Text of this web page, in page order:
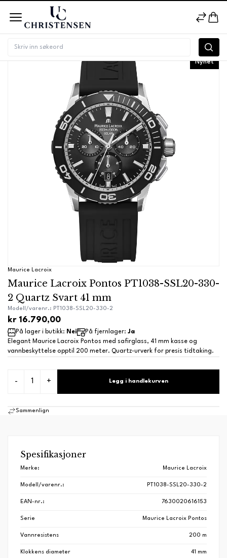
Nyhet
Maurice Lacroix
Maurice Lacroix Pontos PT1038-SSL20-330-
2 Quartz Svart 41 mm
Modell/varenr.: PT1038-SSL20-330-2
kr 16.790,00
På lager i butikk: Nei På fjernlager: Ja
Elegant Maurice Lacroix Pontos med safirglass, 41 mm kasse og
vannbeskyttelse opptil 200 meter. Quartz-urverk for presis tidtaking.
- + Legg i handlekurven
Sammenlign
Spesifikasjoner
Merke: Maurice Lacroix
Modell/varenr.: PT1038-SSL20-330-2
EAN-nr.: 7630020616153
Serie Maurice Lacroix Pontos
Vannresistens 200 m
Klokkens diameter 41 mm